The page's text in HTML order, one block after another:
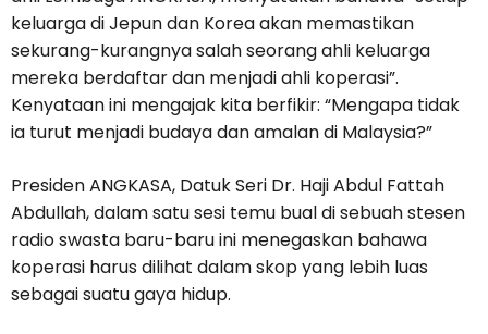
keluarga di Jepun dan Korea akan memastikan
sekurang-kurangnya salah seorang ahli keluarga
mereka berdaftar dan menjadi ahli koperasi”.
Kenyataan ini mengajak kita berfikir: “Mengapa tidak
ia turut menjadi budaya dan amalan di Malaysia?”
Presiden ANGKASA, Datuk Seri Dr. Haji Abdul Fattah
Abdullah, dalam satu sesi temu bual di sebuah stesen
radio swasta baru-baru ini menegaskan bahawa
koperasi harus dilihat dalam skop yang lebih luas
sebagai suatu gaya hidup.